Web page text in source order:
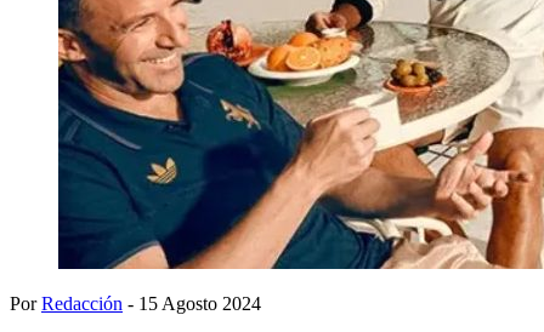
PorRedacción - 15 Agosto 2024